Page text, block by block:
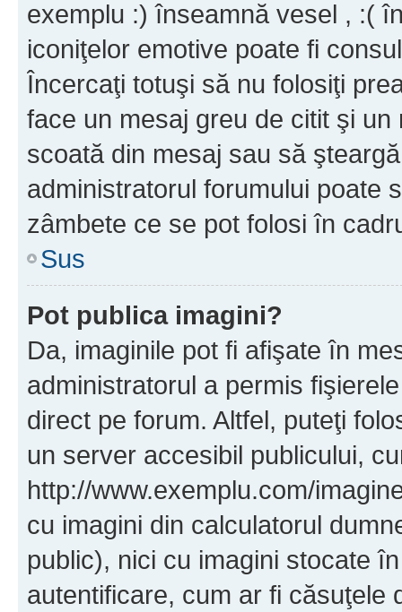
exemplu :) înseamnă vesel , :(
iconiţelor emotive poate fi
Încercaţi totuşi să nu folosiţi
face un mesaj greu de citit şi
scoată din mesaj sau să
administratorul forumului poate
zâmbete ce se pot folosi în
Sus
Pot publica imagini?
Da, imaginile pot fi afişate în
administratorul a permis
direct pe forum. Altfel, puteţi
un server accesibil publicului,
http://www.exemplu.com/
cu imagini din calculatorul
public), nici cu imagini stocate
autentificare, cum ar fi căsuţele